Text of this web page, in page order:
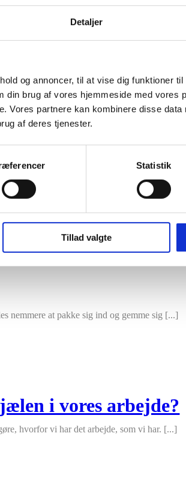
Detaljer
og annoncer, til at vise dig funktioner
din brug af vores hjemmeside med vores
Vores partnere kan kombinere disse
af deres tjenester.
Statistik
Tillad valgte
resultater
os mennesker og alt andet levende
ud af corporate”, sagde én for nylig til mig.
nemmere at pakke sig ind og gemme sig [...]
i vores arbejde?
hvorfor vi har det arbejde, som vi har. [...]